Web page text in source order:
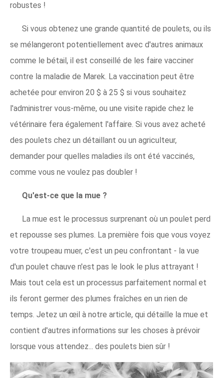
robustes !
Si vous obtenez une grande quantité de poulets, ou ils
se mélangeront potentiellement avec d'autres animaux
comme le bétail, il est conseillé de les faire vacciner
contre la maladie de Marek. La vaccination peut être
achetée pour environ 20 $ à 25 $ si vous souhaitez
l'administrer vous-même, ou une visite rapide chez le
vétérinaire fera également l'affaire. Si vous avez acheté
des poulets chez un détaillant ou un agriculteur,
demander pour quelles maladies ils ont été vaccinés,
comme vous ne voulez pas doubler !
Qu'est-ce que la mue ?
La mue est le processus surprenant où un poulet perd
et repousse ses plumes. La première fois que vous voyez
votre troupeau muer, c'est un peu confrontant - la vue
d'un poulet chauve n'est pas le look le plus attrayant !
Mais tout cela est un processus parfaitement normal et
ils feront germer des plumes fraîches en un rien de
temps. Jetez un œil à notre article, qui détaille la mue et
contient d'autres informations sur les choses à prévoir
lorsque vous attendez... des poulets bien sûr !